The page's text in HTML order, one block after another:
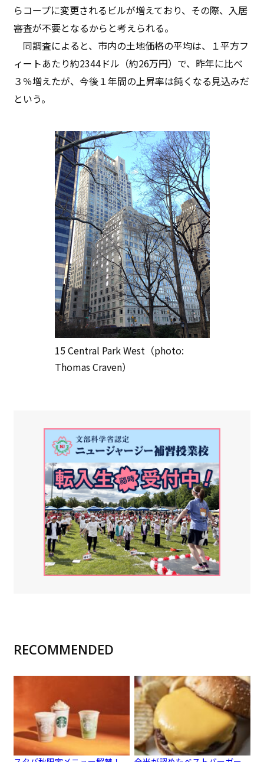
らコープに変更されるビルが増えており、その際、入居
審査が不要となるからと考えられる。
同調査によると、市内の土地価格の平均は、１平方フ
ィートあたり約2344ドル（約26万円）で、昨年に比べ
３％増えたが、今後１年間の上昇率は鈍くなる見込みだ
という。
15 Central Park West（photo:
Thomas Craven）
RECOMMENDED